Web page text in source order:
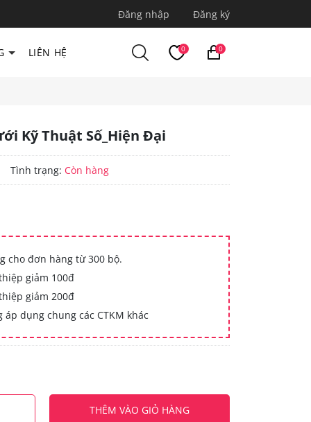
Đăng nhập Đăng ký
LIÊN HỆ 0 0
Kỹ Thuật Số_Hiện Đại
Tình trạng: Còn hàng
cho đơn hàng từ 300 bộ.
giảm 100đ
giảm 200đ
dụng chung các CTKM khác
THÊM VÀO GIỎ HÀNG